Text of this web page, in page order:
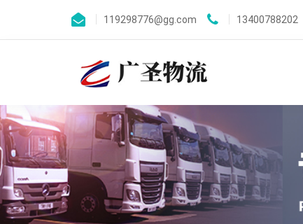
119298776@gg.com 13400788202